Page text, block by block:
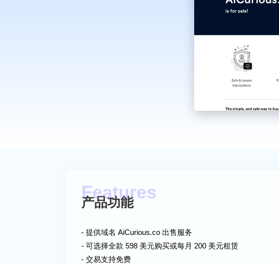
产品功能
- 提供域名 AiCurious.co 出售服务
- 可选择全款 598 美元购买或每月 200 美元租赁
- 交易支持免费